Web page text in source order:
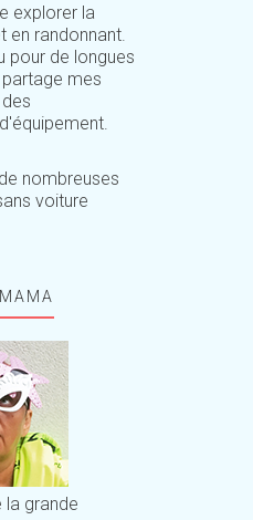
explorer la
en randonnant.
pour de longues
mes
nombreuses
voiture
la grande